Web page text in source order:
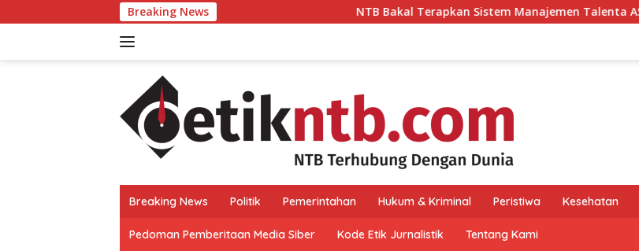
ke
Breaking News NTB Bakal Terapkan Sistem Manajemen Talenta ASN, BKN RI Apresiasi
Breaking News Politik Pemerintahan Hukum & Kriminal Peristiwa Kesehatan
Pedoman Pemberitaan Media Siber Kode Etik Jurnalistik Tentang Kami